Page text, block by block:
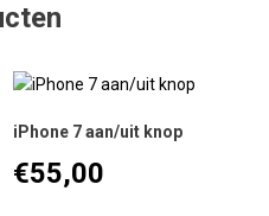
iPhone 7 aan/uit knop
€55,00